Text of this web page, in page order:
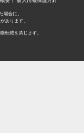
合に、
あります。
転載を禁じます。